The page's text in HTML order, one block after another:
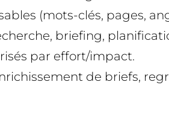
(mots-clés, pages,
briefing,
par effort/impact.
de briefs,